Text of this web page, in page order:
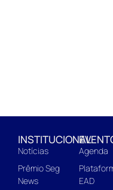
INSTITUCIONAL
Notícias
Prêmio Seg
News
Agenda
EAD